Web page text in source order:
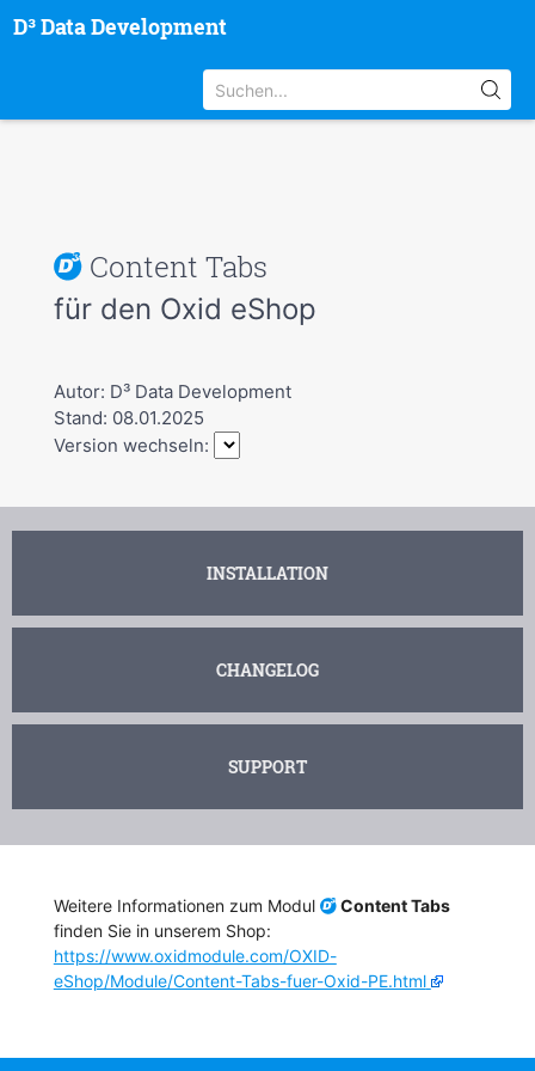
D³ Data Development
Content Tabs
für den Oxid eShop
Autor: D³ Data Development
Stand: 08.01.2025
Version wechseln:
INSTALLATION
CHANGELOG
SUPPORT
Weitere Informationen zum Modul
Content Tabs
finden Sie in unserem Shop:
https://www.oxidmodule.com/OXID-
eShop/Module/Content-Tabs-fuer-Oxid-PE.html